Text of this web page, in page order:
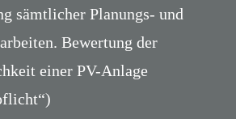
sämtlicher Planungs- und
Bewertung der
einer PV-Anlage